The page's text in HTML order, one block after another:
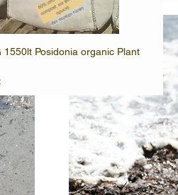
1550lt Posidonia organic Plant